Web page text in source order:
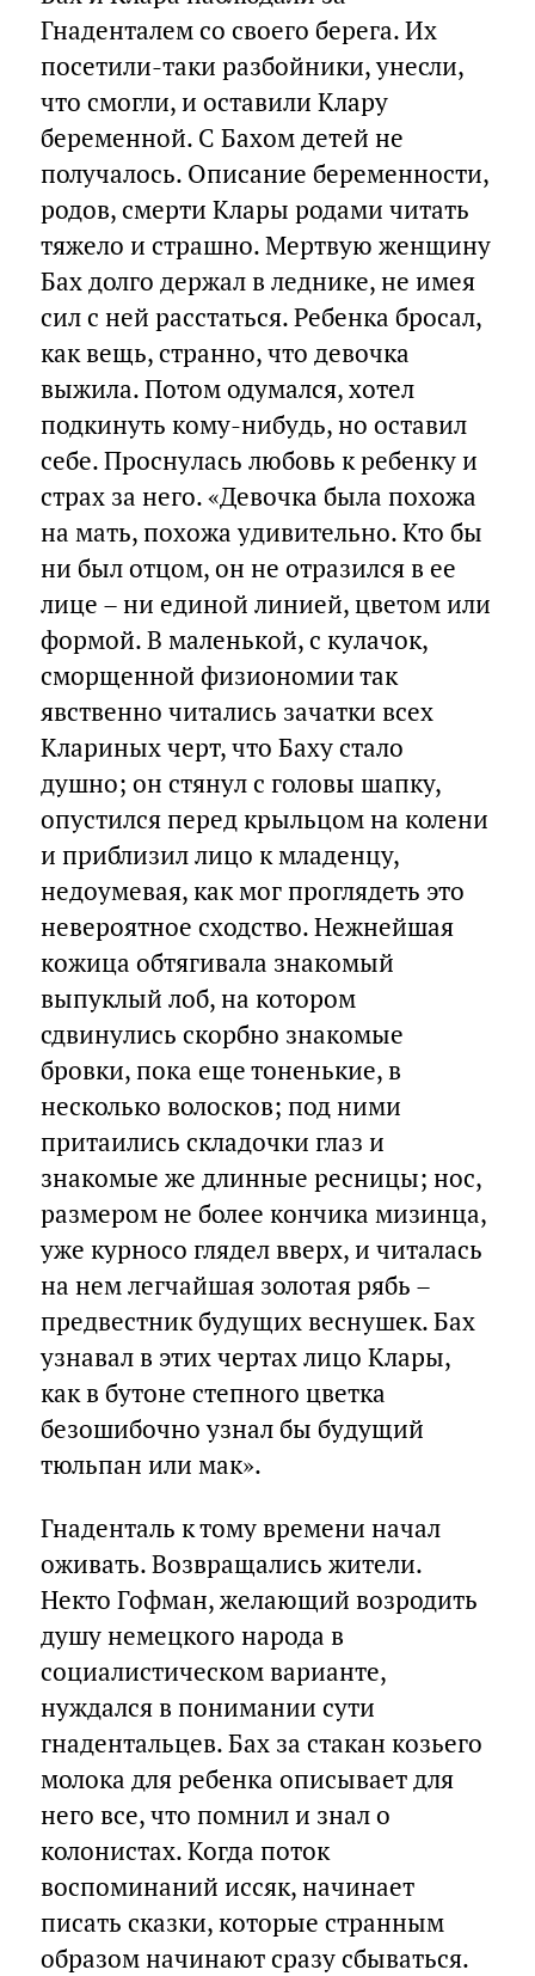
Гнаденталем со своего берега. Их
посетили-таки разбойники, унесли,
что смогли, и оставили Клару
беременной. С Бахом детей не
получалось. Описание беременности,
родов, смерти Клары родами читать
тяжело и страшно. Мертвую женщину
Бах долго держал в леднике, не имея
сил с ней расстаться. Ребенка бросал,
как вещь, странно, что девочка
выжила. Потом одумался, хотел
подкинуть кому-нибудь, но оставил
себе. Проснулась любовь к ребенку и
страх за него. «Девочка была похожа
на мать, похожа удивительно. Кто бы
ни был отцом, он не отразился в ее
лице – ни единой линией, цветом или
формой. В маленькой, с кулачок,
сморщенной физиономии так
явственно читались зачатки всех
Клариных черт, что Баху стало
душно; он стянул с головы шапку,
опустился перед крыльцом на колени
и приблизил лицо к младенцу,
недоумевая, как мог проглядеть это
невероятное сходство. Нежнейшая
кожица обтягивала знакомый
выпуклый лоб, на котором
сдвинулись скорбно знакомые
бровки, пока еще тоненькие, в
несколько волосков; под ними
притаились складочки глаз и
знакомые же длинные ресницы; нос,
размером не более кончика мизинца,
уже курносо глядел вверх, и читалась
на нем легчайшая золотая рябь –
предвестник будущих веснушек. Бах
узнавал в этих чертах лицо Клары,
как в бутоне степного цветка
безошибочно узнал бы будущий
тюльпан или мак».
Гнаденталь к тому времени начал
оживать. Возвращались жители.
Некто Гофман, желающий возродить
душу немецкого народа в
социалистическом варианте,
нуждался в понимании сути
гнадентальцев. Бах за стакан козьего
молока для ребенка описывает для
него все, что помнил и знал о
колонистах. Когда поток
воспоминаний иссяк, начинает
писать сказки, которые странным
образом начинают сразу сбываться.